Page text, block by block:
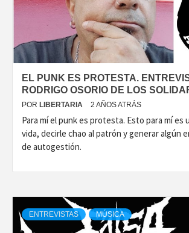
EL PUNK ES PROTESTA.
RODRIGO OSORIO DE LOS
POR LIBERTARIA 2 AÑOS ATRÁS
Para mí el punk es protesta. Esto para mí es
vida, decirle chao al patrón y generar algún
de autogestión.
ENTREVISTAS MÚSICA